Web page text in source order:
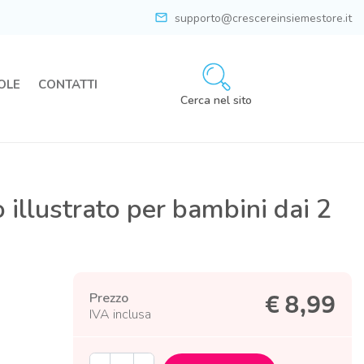
mail supporto@crescereinsiemestore.it
CONTATTI
Cerca nel sito
illustrato per bambini dai 2
€ 8,99
Prezzo
IVA inclusa